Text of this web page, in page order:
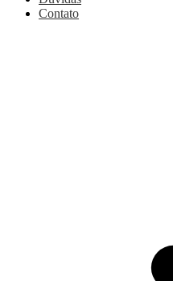
Contato